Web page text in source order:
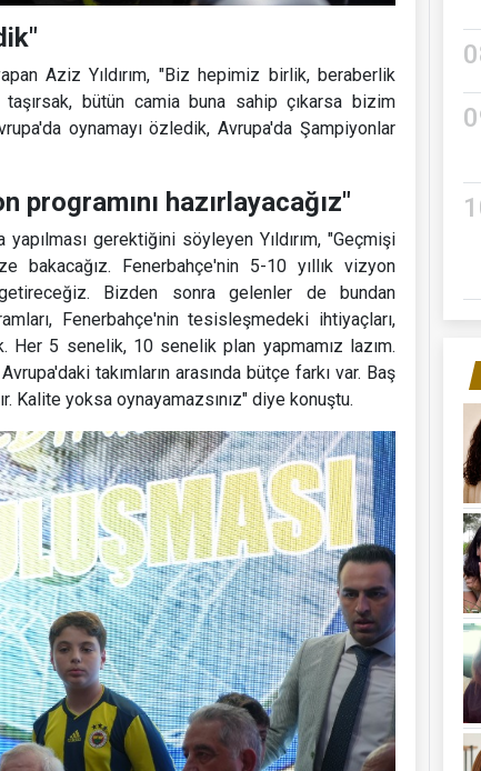
Aziz Yıldırım, "Biz hepimiz birlik, beraberlik
bütün camia buna sahip çıkarsa bizim
oynamayı özledik, Avrupa'da Şampiyonlar
programını hazırlayacağız"
gerektiğini söyleyen Yıldırım, "Geçmişi
bakacağız. Fenerbahçe'nin 5-10 yıllık vizyon
Bizden sonra gelenler de bundan
Fenerbahçe'nin tesisleşmedeki ihtiyaçları,
Her 5 senelik, 10 senelik plan yapmamız lazım.
takımların arasında bütçe farkı var. Baş
Kalite yoksa oynayamazsınız" diye konuştu.